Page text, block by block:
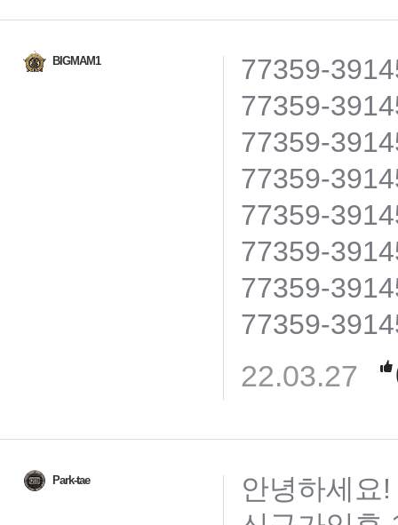
BIGMAM1
77359-
77359-
77359-
77359-
77359-
77359-
77359-
77359-
22.03.27
Park-tae
안녕하세요!